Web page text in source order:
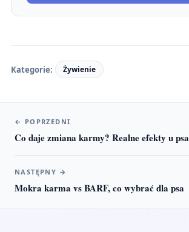
Kategorie: Żywienie
← POPRZEDNI
Co daje zmiana karmy? Realne efekty u psa
NASTĘPNY →
Mokra karma vs BARF, co wybrać dla psa